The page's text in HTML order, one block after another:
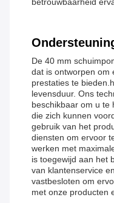
betrouwbaarheid
De 40 mm
dat is ontworpen om
prestaties te
levensduur. Ons
beschikbaar om u te
die zich kunnen
gebruik van het
diensten om ervoor
werken met
is toegewijd aan het
van klantenservice
vastbesloten om
met onze producten